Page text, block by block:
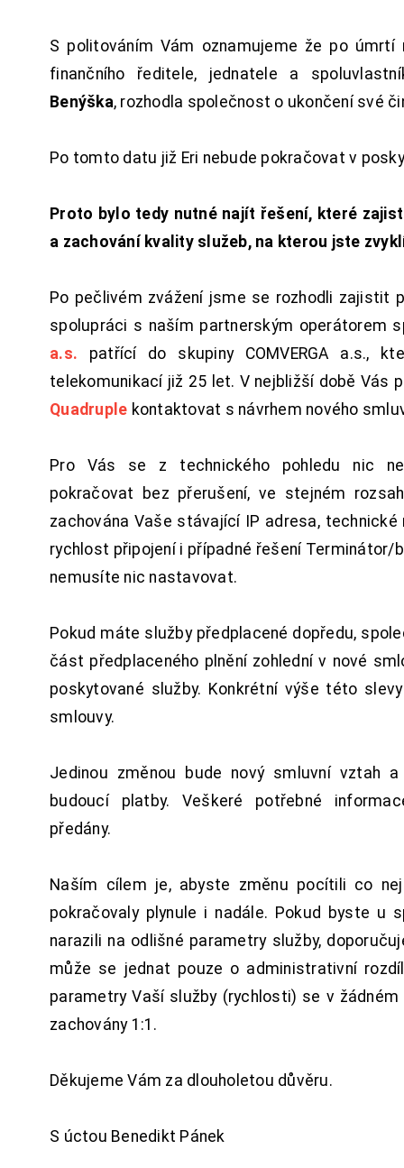
S politováním Vám oznamujeme že po úmrtí
finančního ředitele, jednatele a
Benýška, rozhodla společnost o ukončení své
Po tomto datu již Eri nebude pokračovat v
Proto bylo tedy nutné najít řešení, které
a zachování kvality služeb, na kterou jste
Po pečlivém zvážení jsme se rozhodli zajistit
spolupráci s naším partnerským operátorem
a.s. patřící do skupiny COMVERGA a.s.,
telekomunikací již 25 let. V nejbližší době Vás
Quadruple kontaktovat s návrhem nového
Pro Vás se z technického pohledu nic
pokračovat bez přerušení, ve stejném
zachována Vaše stávající IP adresa, technické
rychlost připojení i případné řešení Terminátor/
nemusíte nic nastavovat.
Pokud máte služby předplacené dopředu,
část předplaceného plnění zohlední v nové
poskytované služby. Konkrétní výše této
smlouvy.
Jedinou změnou bude nový smluvní vztah
budoucí platby. Veškeré potřebné
předány.
Naším cílem je, abyste změnu pocítili co
pokračovaly plynule i nadále. Pokud byste u
narazili na odlišné parametry služby,
může se jednat pouze o administrativní
parametry Vaší služby (rychlosti) se v
zachovány 1:1.
Děkujeme Vám za dlouholetou důvěru.
S úctou Benedikt Pánek